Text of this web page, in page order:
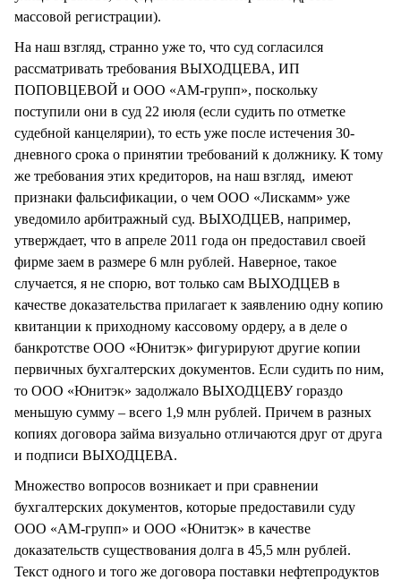
массовой регистрации).
На наш взгляд, странно уже то, что суд согласился
рассматривать требования ВЫХОДЦЕВА, ИП
ПОПОВЦЕВОЙ и ООО «АМ-групп», поскольку
поступили они в суд 22 июля (если судить по отметке
судебной канцелярии), то есть уже после истечения 30-
дневного срока о принятии требований к должнику. К тому
же требования этих кредиторов, на наш взгляд, имеют
признаки фальсификации, о чем ООО «Лискамм» уже
уведомило арбитражный суд. ВЫХОДЦЕВ, например,
утверждает, что в апреле 2011 года он предоставил своей
фирме заем в размере 6 млн рублей. Наверное, такое
случается, я не спорю, вот только сам ВЫХОДЦЕВ в
качестве доказательства прилагает к заявлению одну копию
квитанции к приходному кассовому ордеру, а в деле о
банкротстве ООО «Юнитэк» фигурируют другие копии
первичных бухгалтерских документов. Если судить по ним,
то ООО «Юнитэк» задолжало ВЫХОДЦЕВУ гораздо
меньшую сумму – всего 1,9 млн рублей. Причем в разных
копиях договора займа визуально отличаются друг от друга
и подписи ВЫХОДЦЕВА.
Множество вопросов возникает и при сравнении
бухгалтерских документов, которые предоставили суду
ООО «АМ-групп» и ООО «Юнитэк» в качестве
доказательств существования долга в 45,5 млн рублей.
Текст одного и того же договора поставки нефтепродуктов